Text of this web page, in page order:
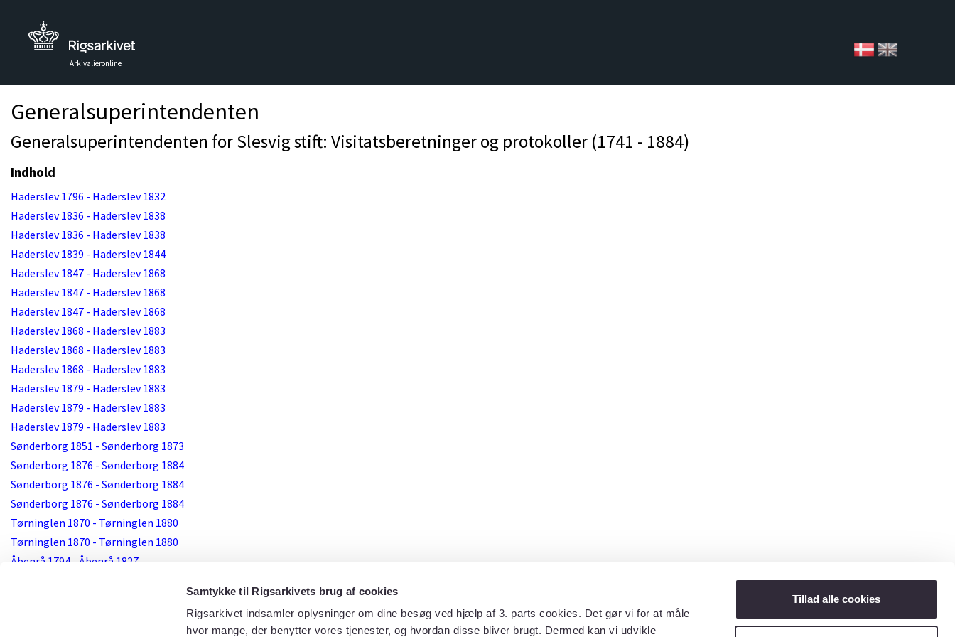
Samtykke til Rigsarkivets brug af cookies
Rigsarkivet indsamler oplysninger om dine besøg ved hjælp af 3. parts cookies. Det gør vi for at måle
hvor mange, der benytter vores tjenester, og hvordan disse bliver brugt. Dermed kan vi udvikle
Tillad alle cookies
Arkivalieronline
Generalsuperintendenten
Generalsuperintendenten for Slesvig stift: Visitatsberetninger og protokoller (1741 - 1884)
Indhold
Haderslev 1796 - Haderslev 1832
Haderslev 1836 - Haderslev 1838
Haderslev 1836 - Haderslev 1838
Haderslev 1839 - Haderslev 1844
Haderslev 1847 - Haderslev 1868
Haderslev 1847 - Haderslev 1868
Haderslev 1847 - Haderslev 1868
Haderslev 1868 - Haderslev 1883
Haderslev 1868 - Haderslev 1883
Haderslev 1868 - Haderslev 1883
Haderslev 1879 - Haderslev 1883
Haderslev 1879 - Haderslev 1883
Haderslev 1879 - Haderslev 1883
Sønderborg 1851 - Sønderborg 1873
Sønderborg 1876 - Sønderborg 1884
Sønderborg 1876 - Sønderborg 1884
Sønderborg 1876 - Sønderborg 1884
Tørninglen 1870 - Tørninglen 1880
Tørninglen 1870 - Tørninglen 1880
Åbenrå 1794 - Åbenrå 1827